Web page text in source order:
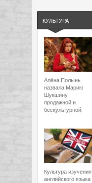
КУЛЬТУРА
Алёна Полынь
назвала Марию
Шукшину
продажной и
бескультурной.
Культура изучения
английского языка